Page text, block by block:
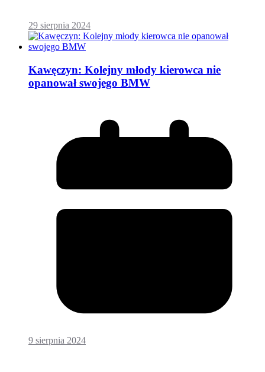
29 sierpnia 2024
Kawęczyn: Kolejny młody kierowca nie
opanował swojego BMW
9 sierpnia 2024